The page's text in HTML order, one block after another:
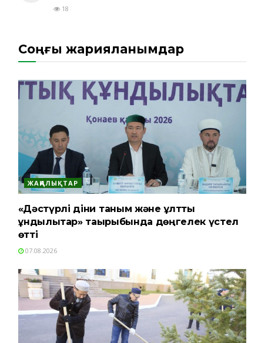
18
Соңғы жарияланымдар
ЖАҢАЛЫҚТАР
«Дәстүрлі діни таным және ұлттық
құндылықтар» тақырыбында дөңгелек үстел
өтті
07.08.2026